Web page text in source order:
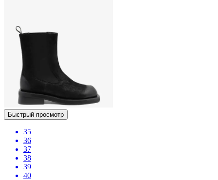
Быстрый просмотр
35
36
37
38
39
40